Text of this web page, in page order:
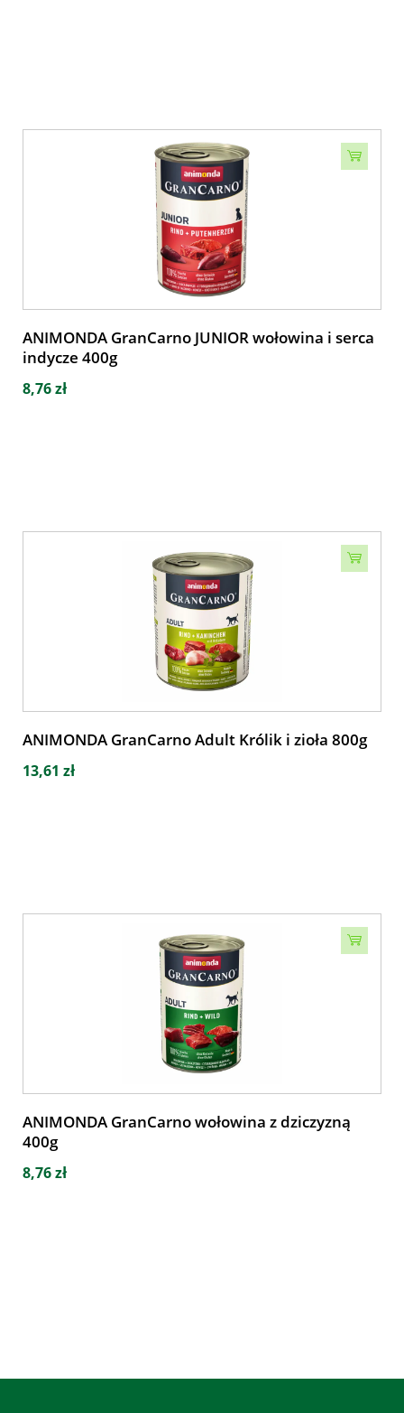
ANIMONDA GranCarno JUNIOR wołowina i serca
indycze 400g
8,76 zł
ANIMONDA GranCarno Adult Królik i zioła 800g
13,61 zł
ANIMONDA GranCarno wołowina z dziczyzną
400g
8,76 zł